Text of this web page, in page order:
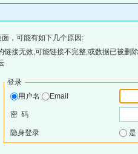
，可能有如下几个原因:
链接无效,可能链接不完整,或数据已被删
登录
用户名
Email
密 码
隐身登录